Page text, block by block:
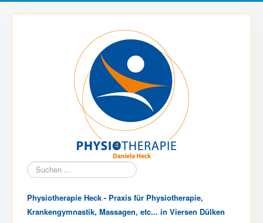
Suchen
...
Physiotherapie Heck - Praxis für Physiotherapie,
Krankengymnastik, Massagen, etc... in Viersen Dülken